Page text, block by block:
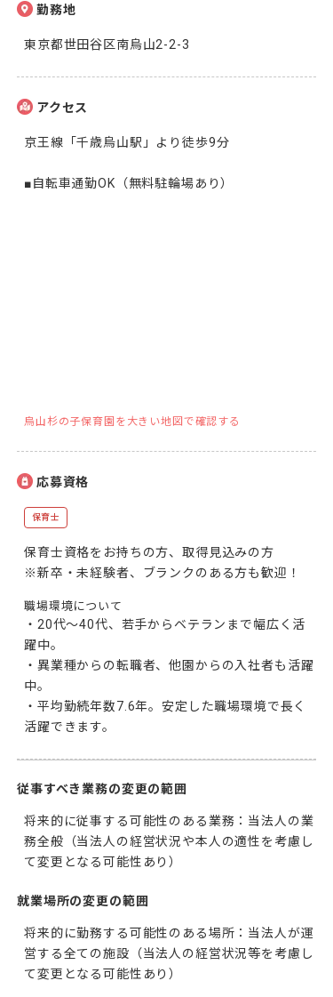
勤務地
東京都世田谷区南烏山2-2-3
アクセス
京王線「千歳烏山駅」より徒歩9分
■自転車通勤OK（無料駐輪場あり）
烏山杉の子保育園を大きい地図で確認する
応募資格
保育士
保育士資格をお持ちの方、取得見込みの方
※新卒・未経験者、ブランクのある方も歓迎！
職場環境について
・20代～40代、若手からベテランまで幅広く活
躍中。
・異業種からの転職者、他園からの入社者も活躍
中。
・平均勤続年数7.6年。安定した職場環境で長く
活躍できます。
従事すべき業務の変更の範囲
将来的に従事する可能性のある業務：当法人の業
務全般（当法人の経営状況や本人の適性を考慮し
て変更となる可能性あり）
就業場所の変更の範囲
将来的に勤務する可能性のある場所：当法人が運
営する全ての施設（当法人の経営状況等を考慮し
て変更となる可能性あり）